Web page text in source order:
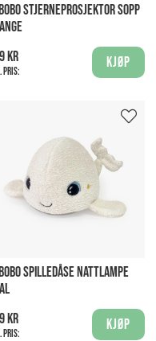
STJERNEPROSJEKTOR SOPP
kr
pris:
Kjøp
SPILLEDÅSE NATTLAMPE
kr
pris:
Kjøp